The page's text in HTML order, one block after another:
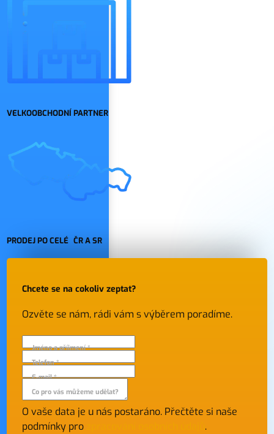
VELKOOBCHODNÍ PARTNER
PRODEJ PO CELÉ ČR A SR
Chcete se na cokoliv zeptat?
Ozvěte se nám, rádi vám s výběrem poradíme.
Jméno a příjmení *
Telefon *
E-mail *
Co pro vás můžeme udělat?
O vaše data je u nás postaráno. Přečtěte si naše
podmínky pro
.